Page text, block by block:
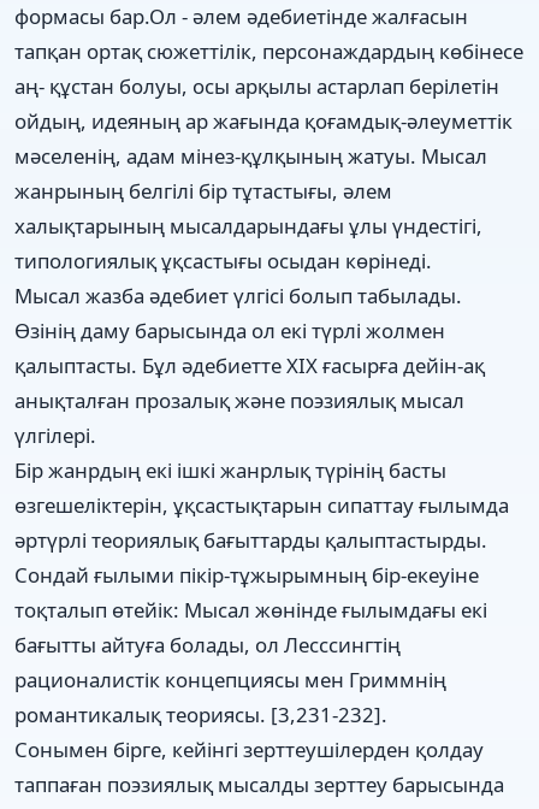
формасы бар.Ол - әлем әдебиетінде жалғасын
тапқан ортақ сюжеттілік, персонаждардың көбінесе
аң- құстан болуы, осы арқылы астарлап берілетін
ойдың, идеяның ар жағында қоғамдық-әлеуметтік
мәселенің, адам мінез-құлқының жатуы. Мысал
жанрының белгілі бір тұтастығы, әлем
халықтарының мысалдарындағы ұлы үндестігі,
типологиялық ұқсастығы осыдан көрінеді.
Мысал жазба әдебиет үлгісі болып табылады.
Өзінің даму барысында ол екі түрлі жолмен
қалыптасты. Бұл әдебиетте XIX ғасырға дейін-ақ
анықталған прозалық және поэзиялық мысал
үлгілері.
Бір жанрдың екі ішкі жанрлық түрінің басты
өзгешеліктерін, ұқсастықтарын сипаттау ғылымда
әртүрлі теориялық бағыттарды қалыптастырды.
Сондай ғылыми пікір-тұжырымның бір-екеуіне
тоқталып өтейік: Мысал жөнінде ғылымдағы екі
бағытты айтуға болады, ол Лесссингтің
рационалистік концепциясы мен Гриммнің
романтикалық теориясы. [3,231-232].
Сонымен бірге, кейінгі зерттеушілерден қолдау
таппаған поэзиялық мысалды зерттеу барысында